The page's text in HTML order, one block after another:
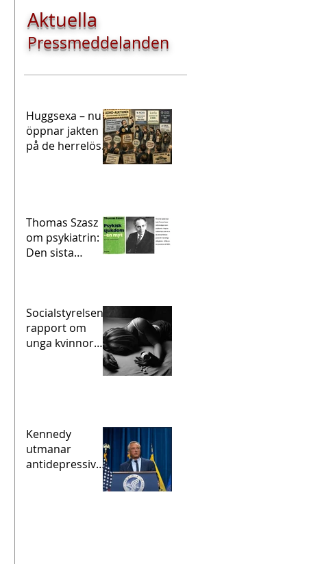
Aktuella
Pressmeddelanden
Huggsexa – nu
öppnar jakten
på de herrelösa
Thomas Szasz
om psykiatrin:
Den sista
Socialstyrelsens
rapport om
unga kvinnor
och självskador
Kennedy
utmanar
antidepressivae
den studie som